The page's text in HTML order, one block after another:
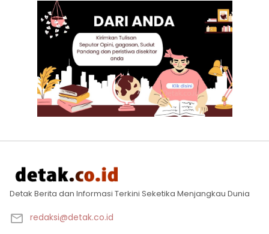
Detak Berita dan Informasi Terkini Seketika Menjangkau Dunia
redaksi@detak.co.id